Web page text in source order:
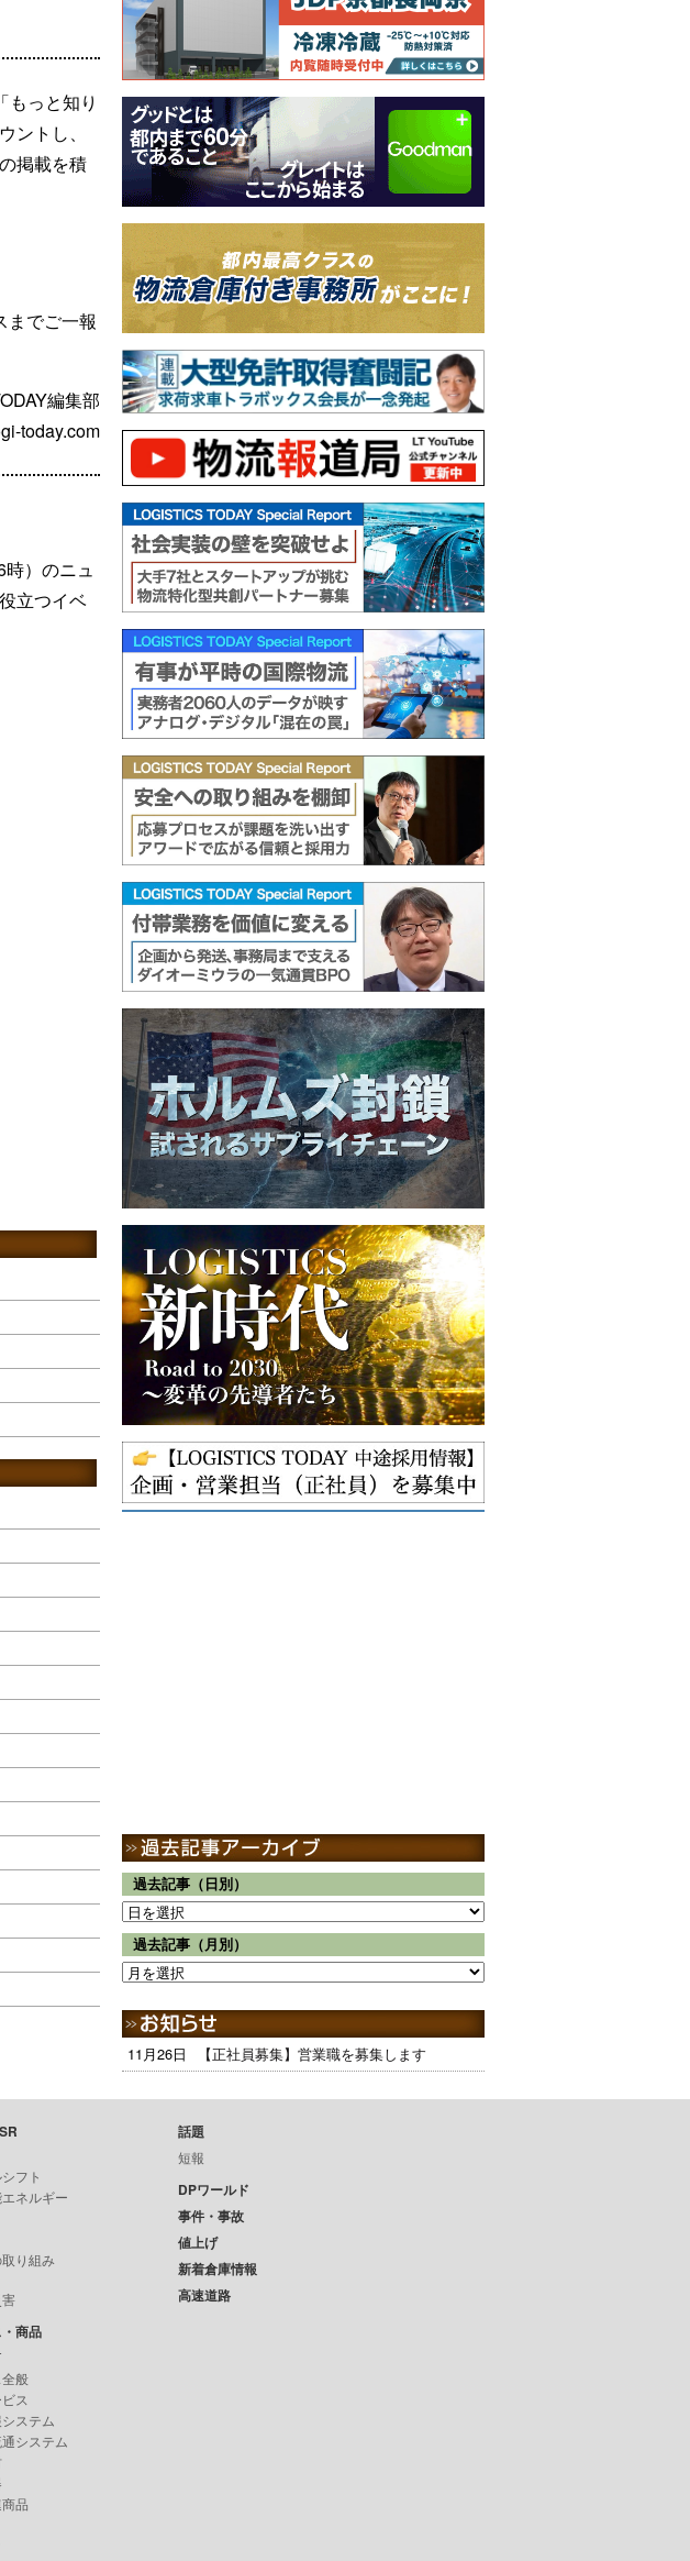
っと知り
トし、
掲載を積
までご一報
編集部
today.com
）のニュ
立つイベ
過去記事（日別）
過去記事（月別）
11月26日 【正社員募集】営業職を募集します
フト
ネルギー
り組み
商品
般
ス
ステム
システム
品
話題
短報
DPワールド
事件・事故
値上げ
新着倉庫情報
高速道路